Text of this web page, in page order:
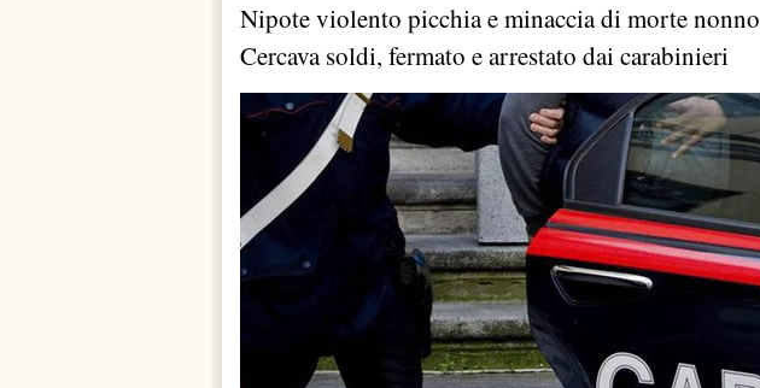
Nipote violento picchia e minaccia di morte nonno
Cercava soldi, fermato e arrestato dai carabinieri